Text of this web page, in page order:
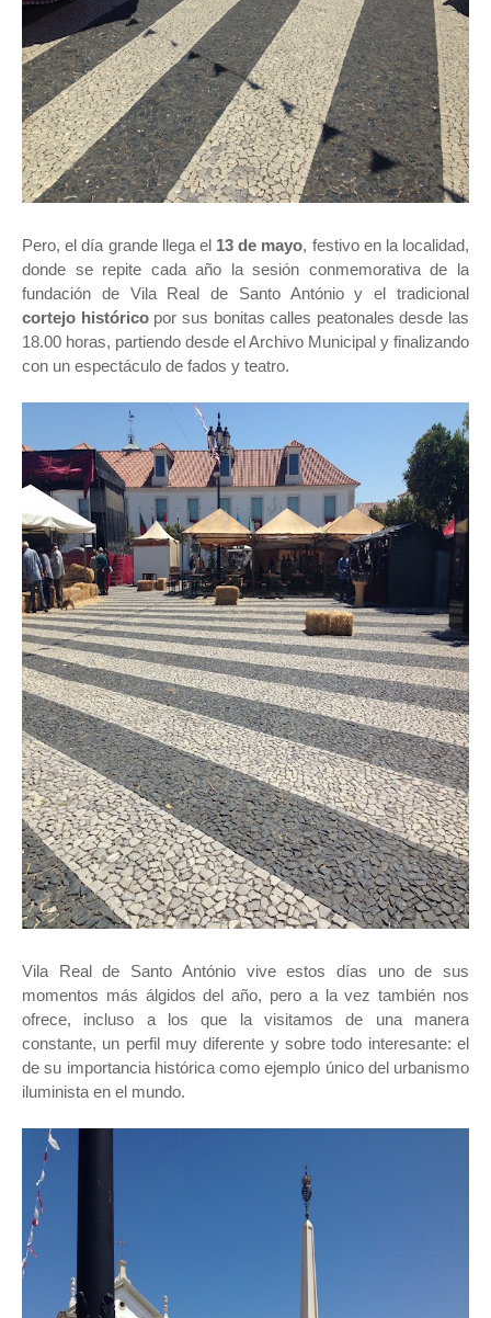
Pero, el día grande llega el 13 de mayo, festivo en la localidad,
donde se repite cada año la sesión conmemorativa de la
fundación de Vila Real de Santo António y el tradicional
cortejo históricopor sus bonitas calles peatonales desde las
18.00 horas, partiendo desde el Archivo Municipal y finalizando
con un espectáculo de fados y teatro.
Vila Real de Santo António vive estos días uno de sus
momentos más álgidos del año, pero a la vez también nos
ofrece, incluso a los que la visitamos de una manera
constante, un perfil muy diferente y sobre todo interesante: el
de su importancia histórica como ejemplo único del urbanismo
iluminista en el mundo.